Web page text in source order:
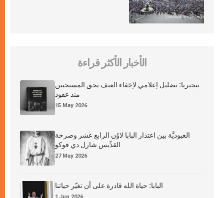
الأخبار الأكثر قراءة
نيجيريا: تضليل إعلامي لإخفاء العنف بحق المسيحيين
منذ عقود
15 May 2026
العبوديَّة بين اعتذار البابا لاوُن الرابع عشر وصرخة
القدِّيس شارل دي فوكو
27 May 2026
البابا: حياة الله قادرة على أن تغيّر حياتنا